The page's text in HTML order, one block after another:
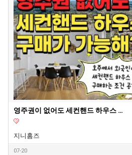
영주권이 없어도 세컨핸드 하우스 구매가 가능할까요?
지니홈즈
07-20